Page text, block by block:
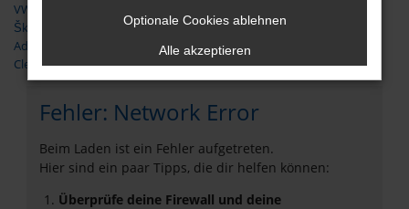
VW
Škoda
Adria
Clever
Fehler: Network Error
Beim Laden ist ein Fehler aufgetreten.
Hier sind ein paar Tipps, die dir helfen können:
Überprüfe deine Firewall und deine
Optionale Cookies ablehnen
Alle akzeptieren